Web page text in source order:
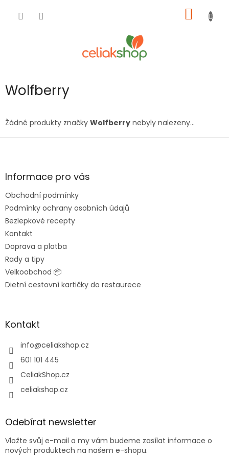
KOŠÍK
Wolfberry
Žádné produkty značky Wolfberry nebyly nalezeny...
Z
aInformace pro vás
Obchodní podmínky
Podmínky ochrany osobních údajů
Bezlepkové recepty
Kontakt
Doprava a platba
Rady a tipy
Velkoobchod 📦
Dietní cestovní kartičky do restaurece
Kontakt
info@celiakshop.cz
601 101 445
CeliakShop.cz
celiakshop.cz
Odebírat newsletter
Vložte svůj e-mail a my vám budeme zasílat informace o
nových produktech na našem e-shopu.